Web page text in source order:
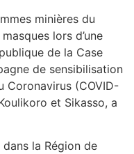
minières du
lors d’une
de la Case
de sensibilisation
Coronavirus (COVID-
et Sikasso, a
la Région de